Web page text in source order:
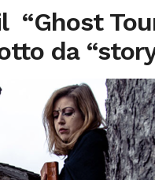
“Ghost
da